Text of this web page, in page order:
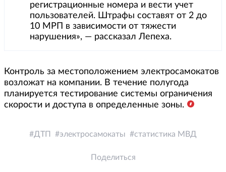
регистрационные номера и вести учет
пользователей. Штрафы составят от 2 до
10 МРП в зависимости от тяжести
нарушения», — рассказал Лепеха.
Контроль за местоположением электросамокатов
возложат на компании. В течение полугода
планируется тестирование системы ограничения
скорости и доступа в определенные зоны.
ДТП электросамокаты статистика МВД
Поделиться